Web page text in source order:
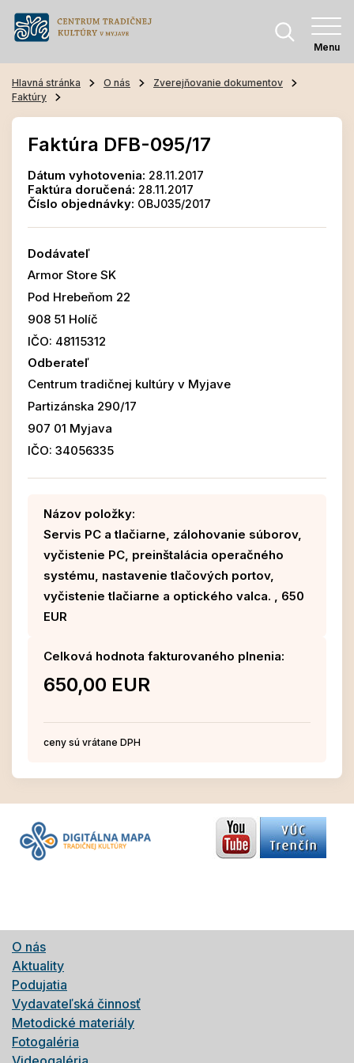
Menu
Hlavná stránka O nás
Zverejňovanie dokumentov
Faktúry
Faktúra DFB-095/17
Dátum vyhotovenia: 28.11.2017
Faktúra doručená: 28.11.2017
Číslo objednávky: OBJ035/2017
Dodávateľ
Armor Store SK
Pod Hrebeňom 22
908 51 Holíč
IČO: 48115312
Odberateľ
Centrum tradičnej kultúry v Myjave
Partizánska 290/17
907 01 Myjava
IČO: 34056335
Názov položky:
Servis PC a tlačiarne, zálohovanie súborov,
vyčistenie PC, preinštalácia operačného
systému, nastavenie tlačových portov,
vyčistenie tlačiarne a optického valca. , 650
EUR
Celková hodnota fakturovaného plnenia:
650,00 EUR
ceny sú vrátane DPH
O nás
Aktuality
Podujatia
Vydavateľská činnosť
Metodické materiály
Fotogaléria